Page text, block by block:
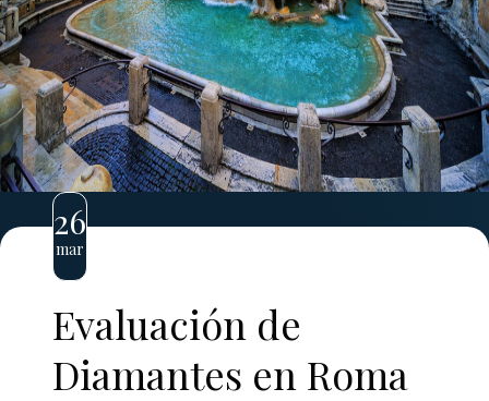
26
mar
Evaluación de
Diamantes en Roma